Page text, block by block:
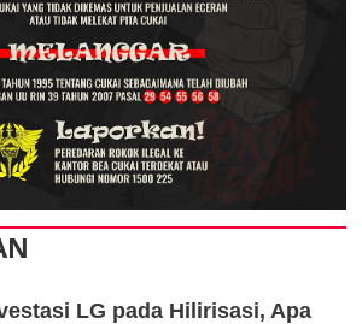
LG pada Hilirisasi, Apa